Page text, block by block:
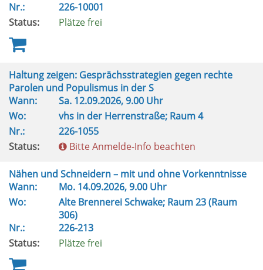
Nr.:
226-10001
Status:
Plätze frei
Haltung zeigen: Gesprächsstrategien gegen rechte
Parolen und Populismus in der S
Wann:
Sa. 12.09.2026, 9.00 Uhr
Wo:
vhs in der Herrenstraße; Raum 4
Nr.:
226-1055
Status:
Bitte Anmelde-Info beachten
Nähen und Schneidern – mit und ohne Vorkenntnisse
Wann:
Mo. 14.09.2026, 9.00 Uhr
Wo:
Alte Brennerei Schwake; Raum 23 (Raum
306)
Nr.:
226-213
Status:
Plätze frei